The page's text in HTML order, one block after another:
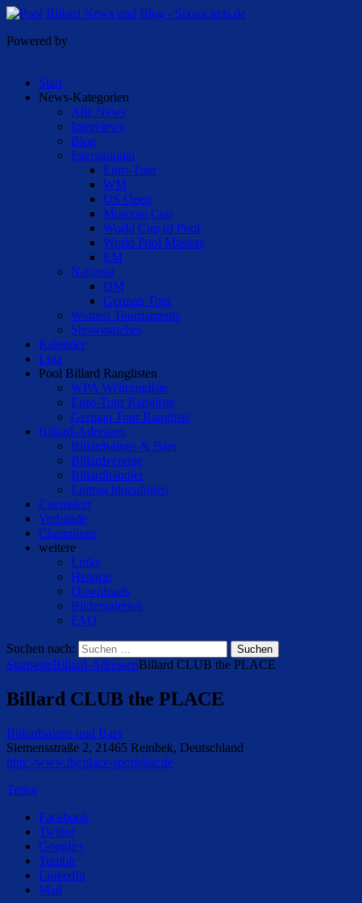
Powered by
Start
News-Kategorien
Alle News
Interviews
Blog
International
Euro-Tour
WM
US Open
Mosconi Cup
World Cup of Pool
World Pool Masters
EM
National
DM
German Tour
Women Tournaments
Showmatches
Kalender
Liga
Pool Billard Ranglisten
WPA Weltrangliste
Euro-Tour Rangliste
German Tour Rangliste
Billard-Adressen
Billardsalons & Bars
Billardvereine
Billardhändler
Eintrag hinzufügen
Cuemaker
Verbände
Champions
weitere
Links
Historie
Downloads
Bildergalerien
FAQ
Suchen nach:
StartseiteBillard-AdressenBillard CLUB the PLACE
Billard CLUB the PLACE
Billardsalons und Bars
Siemensstraße 2, 21465 Reinbek, Deutschland
http://www.theplace-sportsbar.de
Teilen
Facebook
Twitter
Google+
Tumblr
LinkedIn
Mail